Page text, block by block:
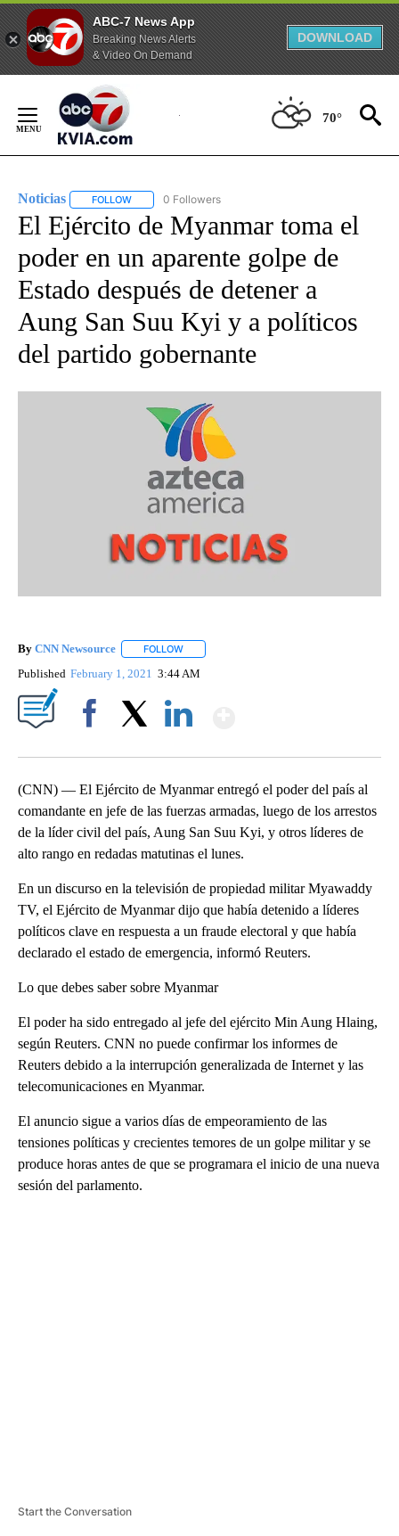
ABC-7 News App
Breaking News Alerts
& Video On Demand
DOWNLOAD
Content
70°
Noticias FOLLOW FOLLOW "NOTICIAS" TO RECEIVE NOTIFICATIONS
0 Followers
El Ejército de Myanmar toma el
poder en un aparente golpe de
Estado después de detener a
Aung San Suu Kyi y a políticos
del partido gobernante
By CNN Newsource FOLLOW
Published February 1, 2021 3:44 AM
(CNN) — El Ejército de Myanmar entregó el poder del país al
comandante en jefe de las fuerzas armadas, luego de los arrestos
de la líder civil del país, Aung San Suu Kyi, y otros líderes de
alto rango en redadas matutinas el lunes.
En un discurso en la televisión de propiedad militar Myawaddy
TV, el Ejército de Myanmar dijo que había detenido a líderes
políticos clave en respuesta a un fraude electoral y que había
declarado el estado de emergencia, informó Reuters.
Lo que debes saber sobre Myanmar
El poder ha sido entregado al jefe del ejército Min Aung Hlaing,
según Reuters. CNN no puede confirmar los informes de
Reuters debido a la interrupción generalizada de Internet y las
telecomunicaciones en Myanmar.
El anuncio sigue a varios días de empeoramiento de las
tensiones políticas y crecientes temores de un golpe militar y se
produce horas antes de que se programara el inicio de una nueva
sesión del parlamento.
Start the Conversation